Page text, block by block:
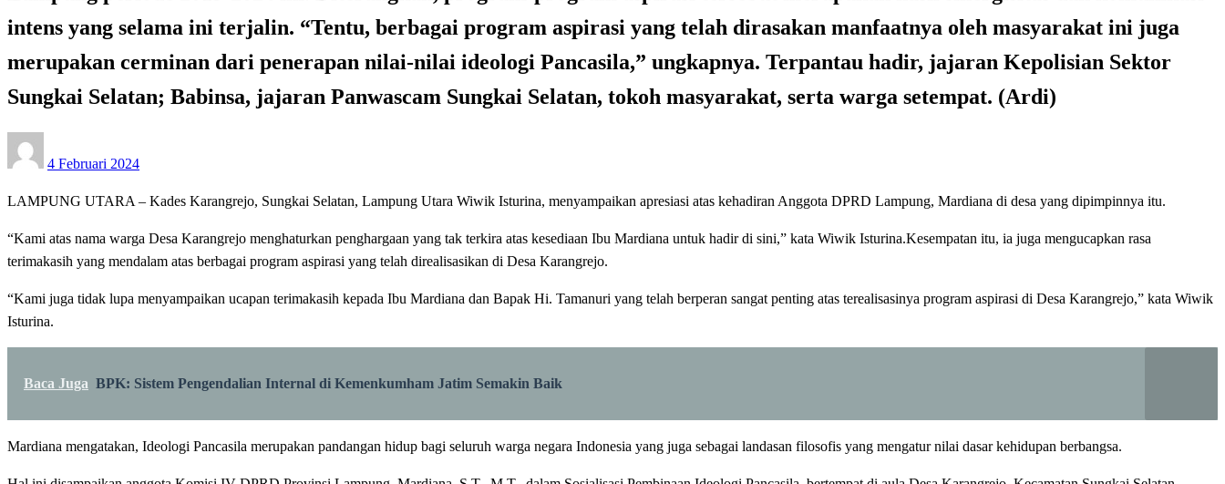
intens yang selama ini terjalin. “Tentu, berbagai program aspirasi yang telah dirasakan manfaatnya oleh masyarakat ini juga
merupakan cerminan dari penerapan nilai-nilai ideologi Pancasila,” ungkapnya. Terpantau hadir, jajaran Kepolisian Sektor
Sungkai Selatan; Babinsa, jajaran Panwascam Sungkai Selatan, tokoh masyarakat, serta warga setempat. (Ardi)
on
4 Februari 2024
LAMPUNG UTARA – Kades Karangrejo, Sungkai Selatan, Lampung Utara Wiwik Isturina, menyampaikan apresiasi atas kehadiran Anggota DPRD Lampung, Mardiana di desa yang dipimpinnya itu.
“Kami atas nama warga Desa Karangrejo menghaturkan penghargaan yang tak terkira atas kesediaan Ibu Mardiana untuk hadir di sini,” kata Wiwik Isturina.Kesempatan itu, ia juga mengucapkan rasa
terimakasih yang mendalam atas berbagai program aspirasi yang telah direalisasikan di Desa Karangrejo.
“Kami juga tidak lupa menyampaikan ucapan terimakasih kepada Ibu Mardiana dan Bapak Hi. Tamanuri yang telah berperan sangat penting atas terealisasinya program aspirasi di Desa Karangrejo,” kata Wiwik
Isturina.
Baca Juga BPK: Sistem Pengendalian Internal di Kemenkumham Jatim Semakin Baik
Mardiana mengatakan, Ideologi Pancasila merupakan pandangan hidup bagi seluruh warga negara Indonesia yang juga sebagai landasan filosofis yang mengatur nilai dasar kehidupan berbangsa.